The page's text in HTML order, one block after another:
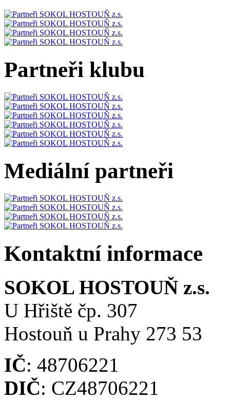
Partneři klubu
Mediální partneři
Kontaktní informace
SOKOL HOSTOUŇ z.s.
U Hřiště čp. 307
Hostouň u Prahy 273 53
IČ: 48706221
DIČ: CZ48706221